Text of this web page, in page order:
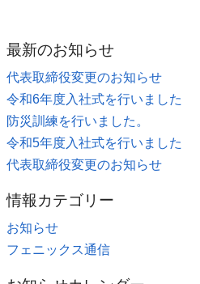
最新のお知らせ
代表取締役変更のお知らせ
令和6年度入社式を行いました
防災訓練を行いました。
令和5年度入社式を行いました
代表取締役変更のお知らせ
情報カテゴリー
お知らせ
フェニックス通信